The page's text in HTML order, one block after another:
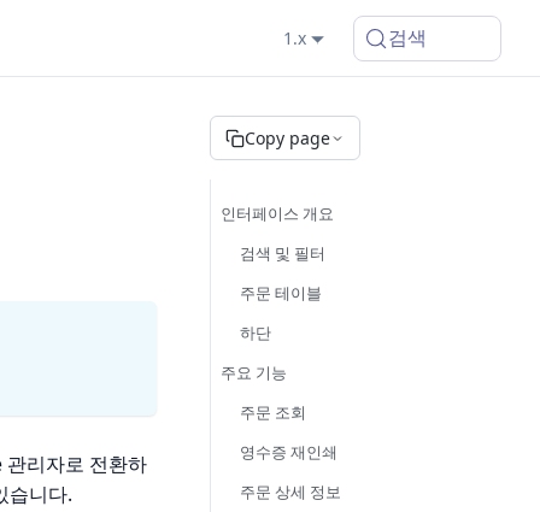
1.x 검색
리자로 전환하
습니다.
Copy page
인터페이스 개요
검색 및 필터
주문 테이블
하단
주요 기능
주문 조회
영수증 재인쇄
주문 상세 정보